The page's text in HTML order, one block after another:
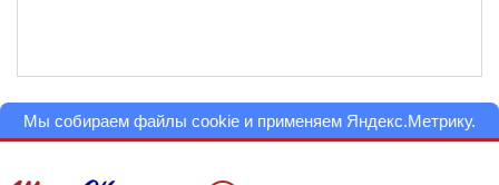
Мы собираем файлы cookie и применяем Яндекс.Метрику.